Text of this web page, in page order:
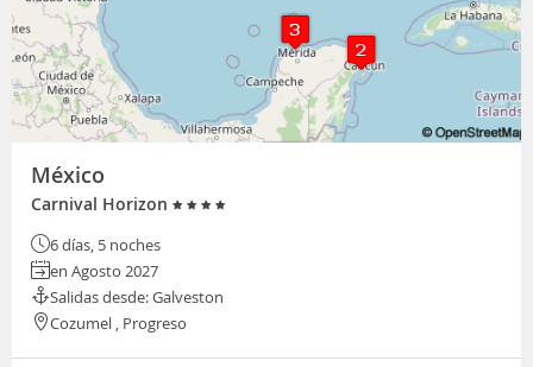
México
Carnival Horizon
6 días, 5 noches
en Agosto 2027
Salidas desde: Galveston
Cozumel , Progreso